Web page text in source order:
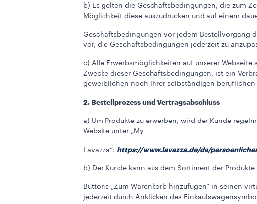
b) Es gelten die Geschäftsbedingungen, die zum
Möglichkeit diese auszudrucken und auf einem
Geschäftsbedingungen vor jedem Bestellvorgang
vor, die Geschäftsbedingungen jederzeit zu
c) Alle Erwerbsmöglichkeiten auf unserer
Zwecke dieser Geschäftsbedingungen, ist ein
gewerblichen noch ihrer selbständigen beruflichen
2. Bestellprozess und Vertragsabschluss
a) Um Produkte zu erwerben, wird der Kunde
Website unter „My
Lavazza“: https://www.lavazza.de/de/
b) Der Kunde kann aus dem Sortiment der
Buttons „Zum Warenkorb hinzufügen” in seinen
jederzeit durch Anklicken des